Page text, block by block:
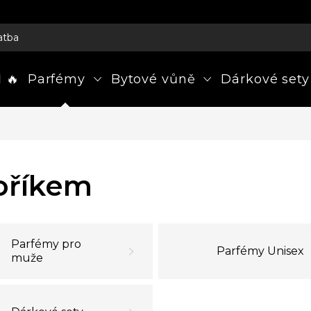
🔥 Parfémy Bytové vůně Dárkové sety
Parfémy pro
muže
Parfémy Unisex